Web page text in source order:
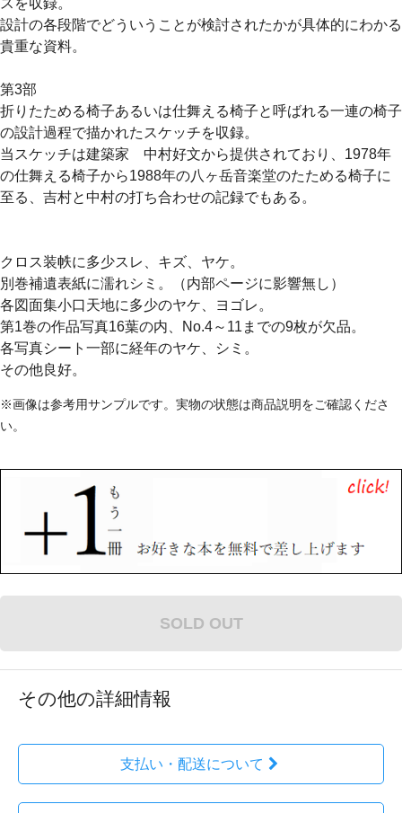
スを収録。
設計の各段階でどういうことが検討されたかが具体的にわかる
貴重な資料。
第3部
折りたためる椅子あるいは仕舞える椅子と呼ばれる一連の椅子
の設計過程で描かれたスケッチを収録。
当スケッチは建築家 中村好文から提供されており、1978年
の仕舞える椅子から1988年の八ヶ岳音楽堂のたためる椅子に
至る、吉村と中村の打ち合わせの記録でもある。
クロス装帙に多少スレ、キズ、ヤケ。
別巻補遺表紙に濡れシミ。（内部ページに影響無し）
各図面集小口天地に多少のヤケ、ヨゴレ。
第1巻の作品写真16葉の内、No.4～11までの9枚が欠品。
各写真シート一部に経年のヤケ、シミ。
その他良好。
※画像は参考用サンプルです。実物の状態は商品説明をご確認くださ
い。
SOLD OUT
その他の詳細情報
支払い・配送について